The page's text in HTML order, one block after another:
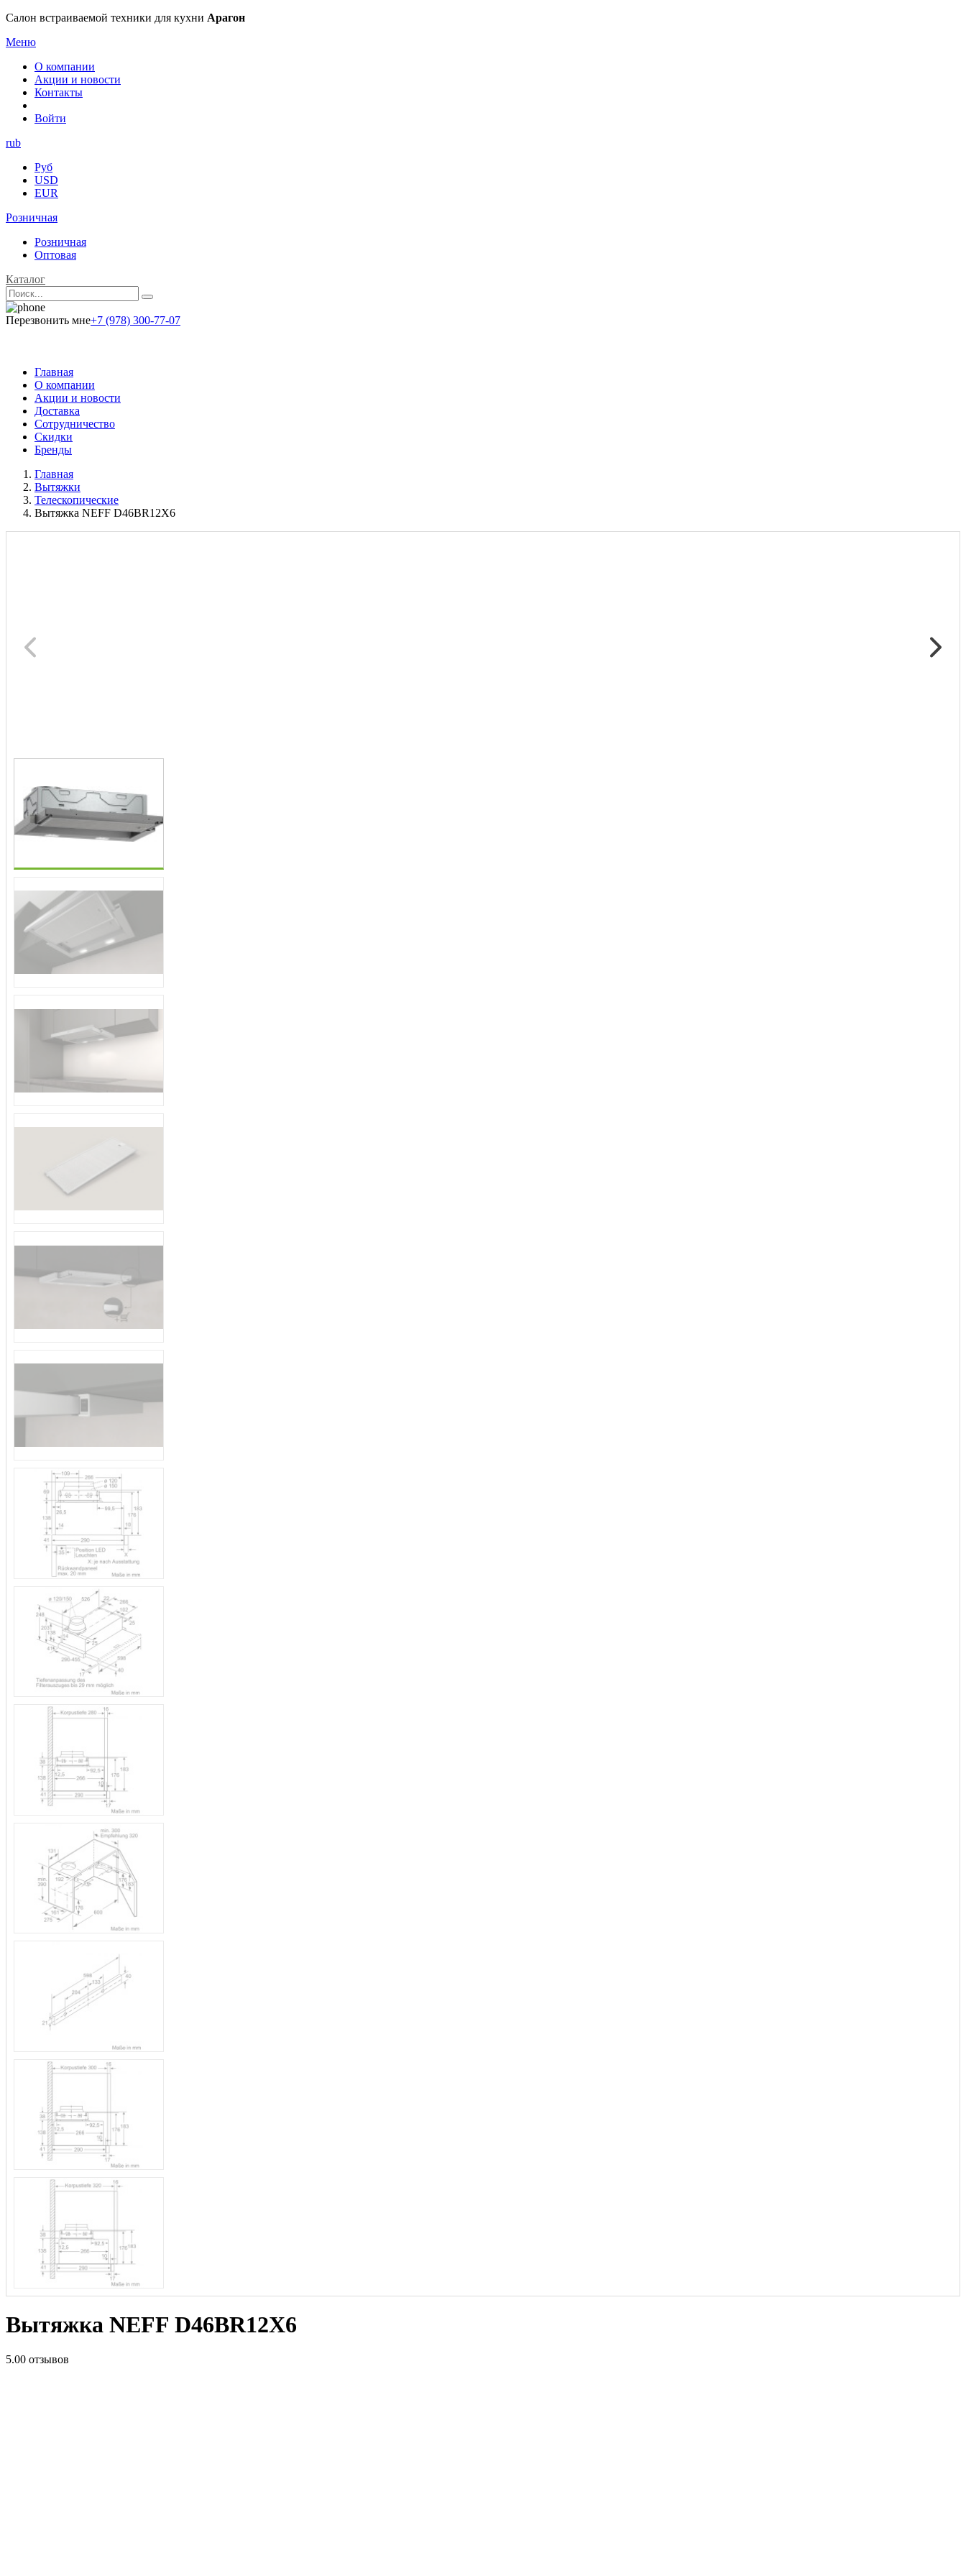
Салон встраиваемой техники для кухни Арагон
Меню
О компании
Акции и новости
Контакты
Войти
rub
Руб
USD
EUR
Розничная
Розничная
Оптовая
Каталог
Перезвонить мне+7 (978) 300-77-07
Главная
О компании
Акции и новости
Доставка
Сотрудничество
Скидки
Бренды
Главная
Вытяжки
Телескопические
Вытяжка NEFF D46BR12X6
Вытяжка NEFF D46BR12X6
5.00 отзывов